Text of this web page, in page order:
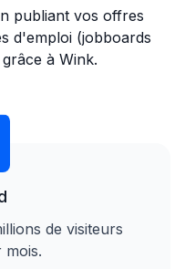
publiant vos offres
d'emploi (jobboards
à Wink.
de visiteurs
mois.